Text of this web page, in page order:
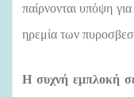
παίρνονται υπόψη
ηρεμία των
Η συχνή εμπλοκή